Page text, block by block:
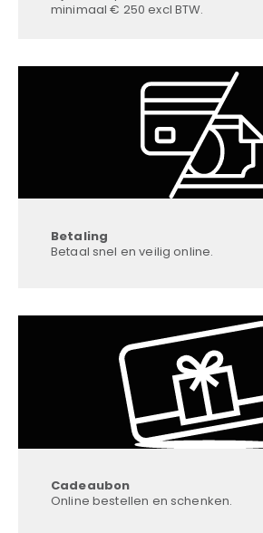
minimaal € 250 excl BTW.
Betaling
Betaal snel en veilig online.
Cadeaubon
Online bestellen en schenken.